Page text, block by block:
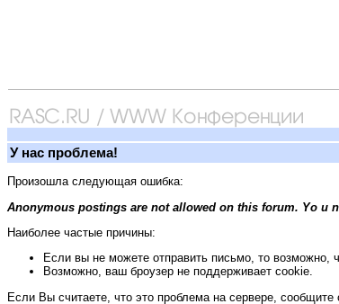
У нас проблема!
Произошла следующая ошибка:
Anonymous postings are not allowed on this forum. Yo u
Наиболее частые причины:
Если вы не можете отправить письмо, то возможно,
Возможно, ваш броузер не поддерживает cookie.
Если Вы считаете, что это проблема на сервере, сообщите